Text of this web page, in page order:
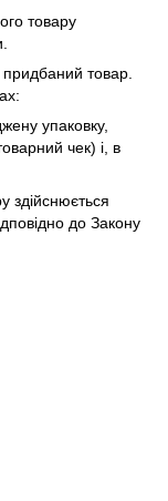
товару
товар.
упаковку,
чек) і, в
здійснюється
до Закону